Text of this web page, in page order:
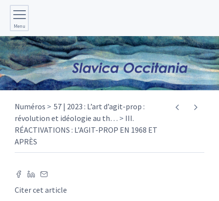
Menu
Numéros
57 | 2023 : L’art d’agit-prop :
révolution et idéologie au th…
III.
RÉACTIVATIONS : L’AGIT-PROP EN 1968 ET
APRÈS
Citer cet article